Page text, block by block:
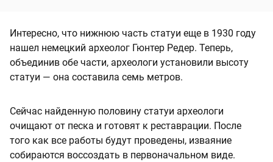
Интересно, что нижнюю часть статуи еще в 1930 году
нашел немецкий археолог Гюнтер Редер. Теперь,
объединив обе части, археологи установили высоту
статуи — она составила семь метров.
Сейчас найденную половину статуи археологи
очищают от песка и готовят к реставрации. После
того как все работы будут проведены, изваяние
собираются воссоздать в первоначальном виде.